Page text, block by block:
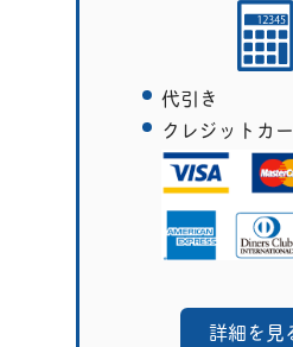
代引き
クレジットカ
詳細を見